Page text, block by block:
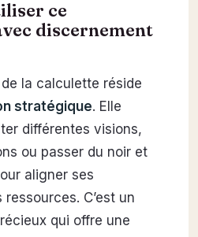
ce
discernement
de la calculette réside
stratégique. Elle
différentes visions,
ou passer du noir et
aligner ses
C’est un
qui offre une